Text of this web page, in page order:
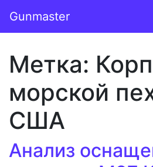
Основная
Gunmaster
Метка:
морской
США
Анализ